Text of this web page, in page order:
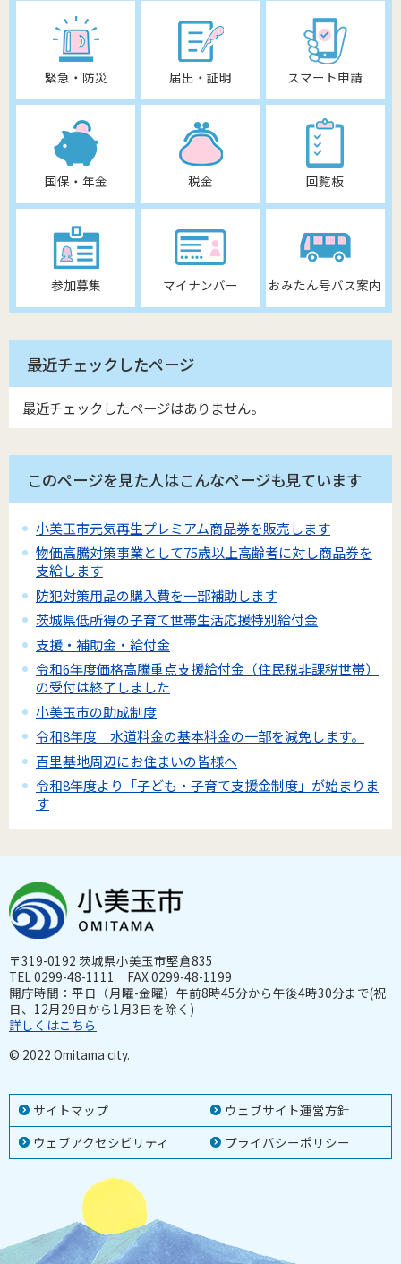
緊急・防災 届出・証明 スマート申請
国保・年金 税金 回覧板
参加募集 マイナンバー おみたん号バス案内
最近チェックしたページ
最近チェックしたページはありません。
このページを見た人はこんなページも見ています
小美玉市元気再生プレミアム商品券を販売します
物価高騰対策事業として75歳以上高齢者に対し商品券を
支給します
防犯対策用品の購入費を一部補助します
茨城県低所得の子育て世帯生活応援特別給付金
支援・補助金・給付金
令和6年度価格高騰重点支援給付金（住民税非課税世帯）
の受付は終了しました
小美玉市の助成制度
令和8年度 水道料金の基本料金の一部を減免します。
百里基地周辺にお住まいの皆様へ
令和8年度より「子ども・子育て支援金制度」が始まりま
す
サイトマップ
ウェブサイト運営方針
ウェブアクセシビリティ
プライバシーポリシー
〒319-0192 茨城県小美玉市堅倉835
TEL 0299-48-1111 FAX 0299-48-1199
開庁時間：平日（月曜-金曜）午前8時45分から午後4時30分まで(祝
日、12月29日から1月3日を除く)
詳しくはこちら
© 2022 Omitama city.